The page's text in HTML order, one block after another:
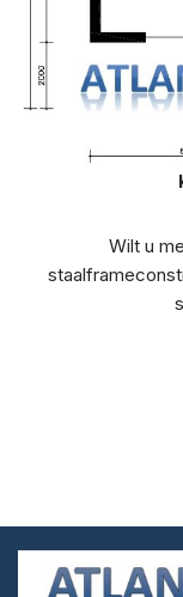
Wilt u